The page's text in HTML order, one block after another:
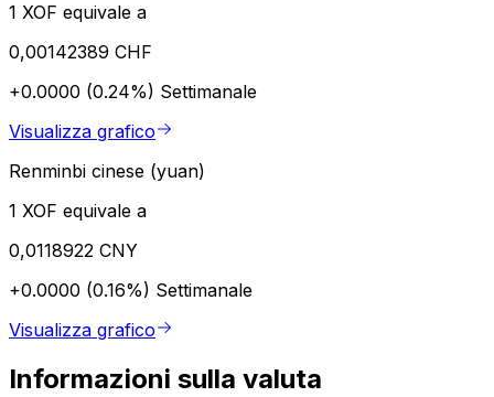
1 XOF equivale a
0,00142389 CHF
+0.0000 (0.24%) Settimanale
Visualizza grafico
Renminbi cinese (yuan)
1 XOF equivale a
0,0118922 CNY
+0.0000 (0.16%) Settimanale
Visualizza grafico
Informazioni sulla valuta